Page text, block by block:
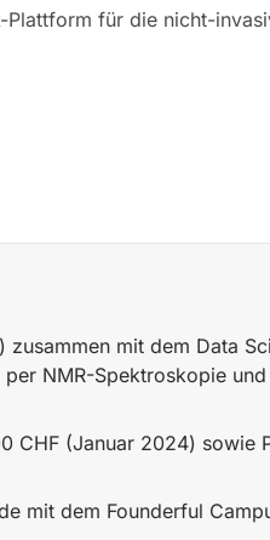
Plattform für die nicht-
mit dem Data
NMR-Spektroskopie
CHF (Januar 2024) sowie
mit dem Founderful